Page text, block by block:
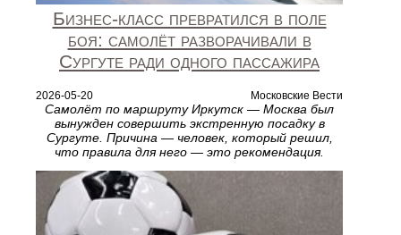
Бизнес-класс превратился в поле
боя: самолёт разворачивали в
Сургуте ради одного пассажира
2026-05-20 Московские Вести
Самолёт по маршруту Иркутск — Москва был
вынужден совершить экстренную посадку в
Сургуте. Причина — человек, который решил,
что правила для него — это рекомендация.